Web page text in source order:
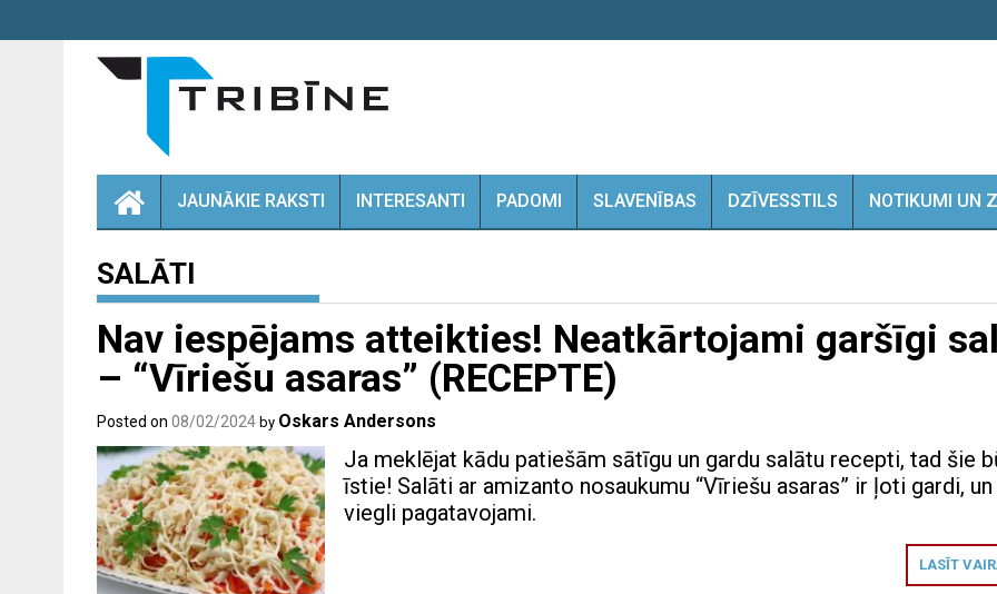
JAUNĀKIE RAKSTI INTERESANTI PADOMI SLAVENĪBAS DZĪVESSTILS NOTIKUMI UN
SALĀTI
Nav iespējams atteikties! Neatkārtojami garšīgi
– “Vīriešu asaras” (RECEPTE)
Posted on 08/02/2024 by Oskars Andersons
Ja meklējat kādu patiešām sātīgu un gardu salātu recepti, tad šie
īstie! Salāti ar amizanto nosaukumu “Vīriešu asaras” ir ļoti gardi, un
viegli pagatavojami.
LASĪT